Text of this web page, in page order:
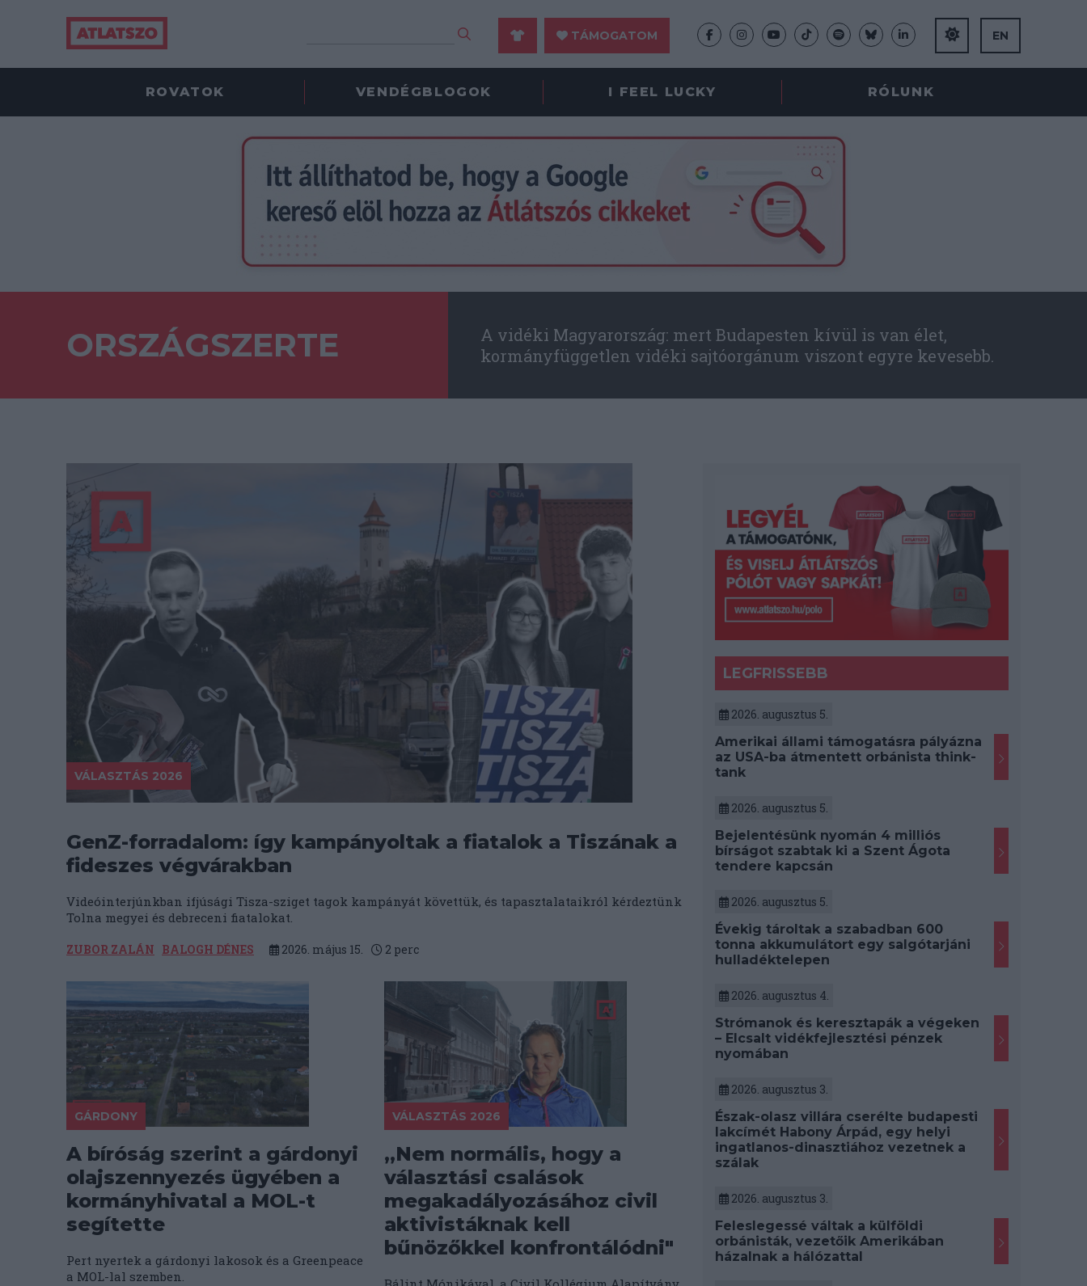
TÁMOGATOM EN
ROVATOK VENDÉGBLOGOK I FEEL LUCKY RÓLUNK
ORSZÁGSZERTE
A vidéki Magyarország: mert Budapesten kívül is van élet,
kormányfüggetlen vidéki sajtóorgánum viszont egyre kevesebb.
VÁLASZTÁS 2026
GenZ-forradalom: így kampányoltak a fiatalok a Tiszának a
fideszes végvárakban
Videóinterjúnkban ifjúsági Tisza-sziget tagok kampányát követtük, és tapasztalataikról kérdeztünk
Tolna megyei és debreceni fiatalokat.
ZUBOR ZALÁN BALOGH DÉNES 2026. május 15. 2 perc
GÁRDONY
A bíróság szerint a gárdonyi
olajszennyezés ügyében a
kormányhivatal a MOL-t
segítette
Pert nyertek a gárdonyi lakosok és a Greenpeace
a MOL-lal szemben.
VÁLASZTÁS 2026
„Nem normális, hogy a
választási csalások
megakadályozásához civil
aktivistáknak kell
bűnözőkkel konfrontálódni"
LEGFRISSEBB
2026. augusztus 5.
Amerikai állami támogatásra pályázna
az USA-ba átmentett orbánista think-
tank
2026. augusztus 5.
Bejelentésünk nyomán 4 milliós
bírságot szabtak ki a Szent Ágota
tendere kapcsán
2026. augusztus 5.
Évekig tároltak a szabadban 600
tonna akkumulátort egy salgótarjáni
hulladéktelepen
2026. augusztus 4.
Strómanok és keresztapák a végeken
– Elcsalt vidékfejlesztési pénzek
nyomában
2026. augusztus 3.
Észak-olasz villára cserélte budapesti
lakcímét Habony Árpád, egy helyi
ingatlanos-dinasztiához vezetnek a
szálak
2026. augusztus 3.
Feleslegessé váltak a külföldi
orbánisták, vezetőik Amerikában
házalnak a hálózattal